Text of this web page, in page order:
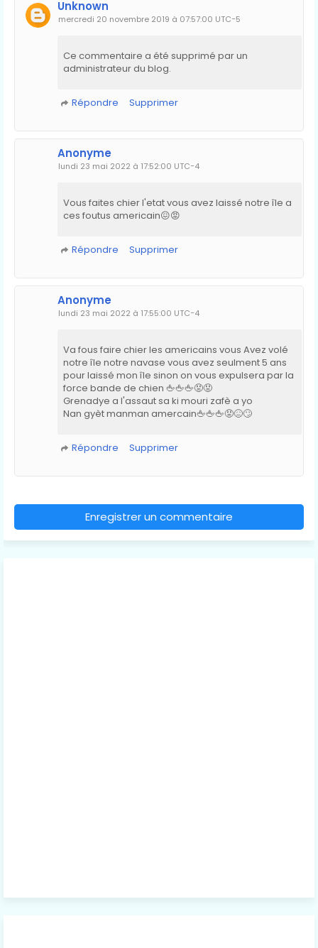
Unknown
mercredi 20 novembre 2019 à 07:57:00 UTC−5
Ce commentaire a été supprimé par un
administrateur du blog.
Répondre Supprimer
Anonyme
lundi 23 mai 2022 à 17:52:00 UTC−4
Vous faites chier l'etat vous avez laissé notre île a
ces foutus americain😖😡
Répondre Supprimer
Anonyme
lundi 23 mai 2022 à 17:55:00 UTC−4
Va fous faire chier les americains vous Avez volé
notre île notre navase vous avez seulment 5 ans
pour laissé mon île sinon on vous expulsera par la
force bande de chien 🖕🖕🖕😡😡
Grenadye a l'assaut sa ki mouri zafè a yo
Nan gyèt manman amercain🖕🖕🖕😡😖🙄
Répondre Supprimer
Enregistrer un commentaire